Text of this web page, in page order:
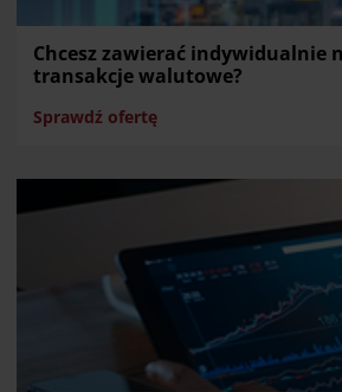
Chcesz zawierać indywidualnie
transakcje walutowe?
Sprawdź ofertę